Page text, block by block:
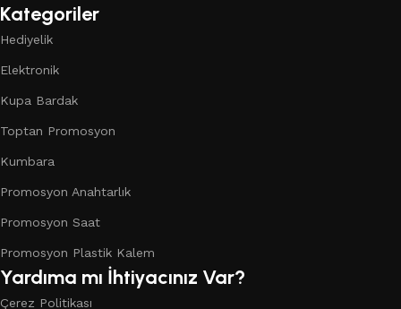
Kategoriler
Hediyelik
Elektronik
Kupa Bardak
Toptan Promosyon
Kumbara
Promosyon Anahtarlık
Promosyon Saat
Promosyon Plastik Kalem
Yardıma mı İhtiyacınız Var?
Çerez Politikası